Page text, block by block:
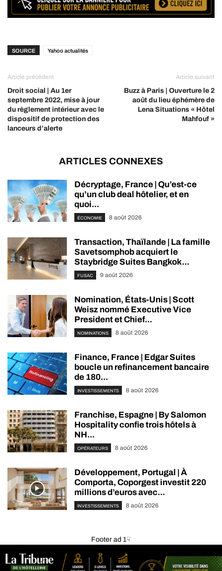
SOURCE Yahoo actualités
Article précédent
Droit social | Au 1er
septembre 2022, mise à jour
du règlement intérieur avec le
dispositif de protection des
lanceurs d’alerte
Article suivant
Buzz à Paris | Ouverture le 2
août du lieu éphémère de
Lena Situations « Hôtel
Mahfouf »
ARTICLES CONNEXES
Décryptage, France | Qu’est-ce
qu’un club deal hôtelier, et en
quoi...
ÉCONOMIE 8 août 2026
Transaction, Thaïlande | La famille
Savetsomphob acquiert le
Staybridge Suites Bangkok...
FUSAC 9 août 2026
Nomination, États-Unis | Scott
Weisz nommé Executive Vice
President et Chief...
NOMINATIONS 8 août 2026
Finance, France | Edgar Suites
boucle un refinancement bancaire
de 180...
INVESTISSEMENTS 8 août 2026
Franchise, Espagne | By Salomon
Hospitality confie trois hôtels à
NH...
OPÉRATEURS 8 août 2026
Développement, Portugal | À
Comporta, Coporgest investit 220
millions d’euros avec...
INVESTISSEMENTS 8 août 2026
Footer ad 1☟